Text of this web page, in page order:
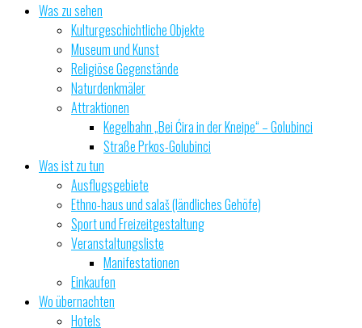
Was zu sehen
Kulturgeschichtliche Objekte
Museum und Kunst
Religiöse Gegenstände
Naturdenkmäler
Attraktionen
Kegelbahn „Bei Ćira in der Kneipe“ – Golubinci
Straße Prkos-Golubinci
Was ist zu tun
Ausflugsgebiete
Ethno-haus und salaš (ländliches Gehöfe)
Sport und Freizeitgestaltung
Veranstaltungsliste
Manifestationen
Einkaufen
Wo übernachten
Hotels